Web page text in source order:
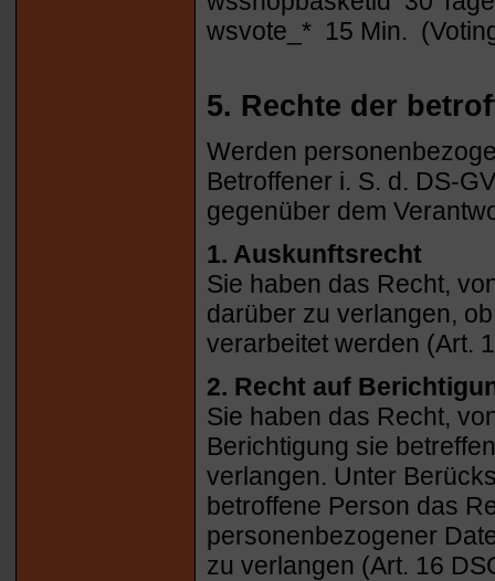
wsvote_* 15 Min.
5. Rechte der
Werden
Betroffener i. S. d. DS-
gegenüber dem
1. Auskunftsrecht
Sie haben das Recht,
darüber zu verlangen,
verarbeitet werden (Art.
2. Recht auf
Sie haben das Recht,
Berichtigung sie
verlangen. Unter
betroffene Person das
personenbezogener
zu verlangen (Art. 16